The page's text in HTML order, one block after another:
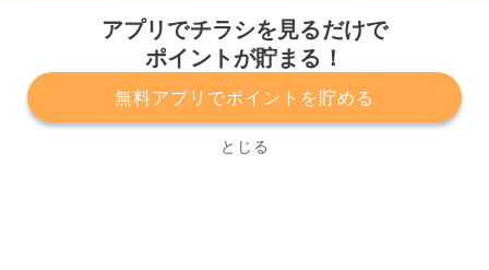
アプリでチラシを見るだけで
ポイントが貯まる！
無料アプリでポイントを貯める
とじる
プライバシーポリシー 利用規約
運営会社
サービスに関してのお問い合わせ